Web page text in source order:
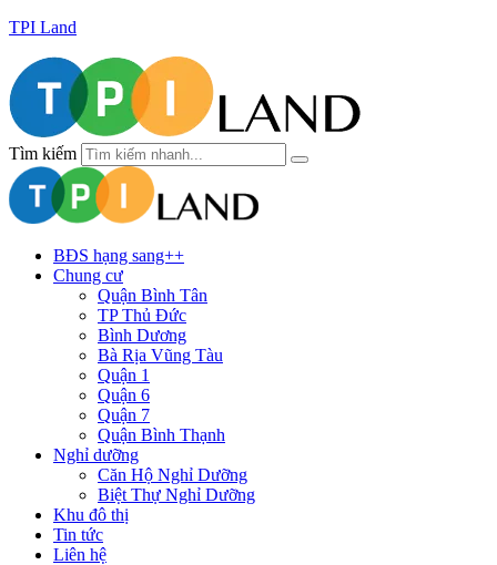
TPI Land
Tìm kiếm
BĐS hạng sang++
Chung cư
Quận Bình Tân
TP Thủ Đức
Bình Dương
Bà Rịa Vũng Tàu
Quận 1
Quận 6
Quận 7
Quận Bình Thạnh
Nghỉ dưỡng
Căn Hộ Nghỉ Dưỡng
Biệt Thự Nghỉ Dưỡng
Khu đô thị
Tin tức
Liên hệ